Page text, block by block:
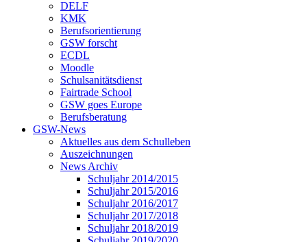
DELF
KMK
Berufsorientierung
GSW forscht
ECDL
Moodle
Schulsanitätsdienst
Fairtrade School
GSW goes Europe
Berufsberatung
GSW-News
Aktuelles aus dem Schulleben
Auszeichnungen
News Archiv
Schuljahr 2014/2015
Schuljahr 2015/2016
Schuljahr 2016/2017
Schuljahr 2017/2018
Schuljahr 2018/2019